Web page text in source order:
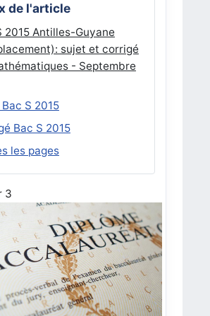
de l'article
2015 Antilles-Guyane
sujet et corrigé
- Septembre
S 2015
Bac S 2015
les pages
3